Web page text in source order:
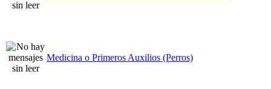
Medicina o Primeros Auxilios (Perros)